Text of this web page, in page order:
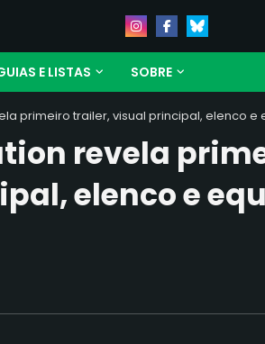
E LISTAS SOBRE
primeiro trailer, visual principal, elenco e
revela
elenco e